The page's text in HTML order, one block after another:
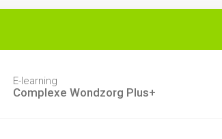
E-learning
Complexe Wondzorg Plus+